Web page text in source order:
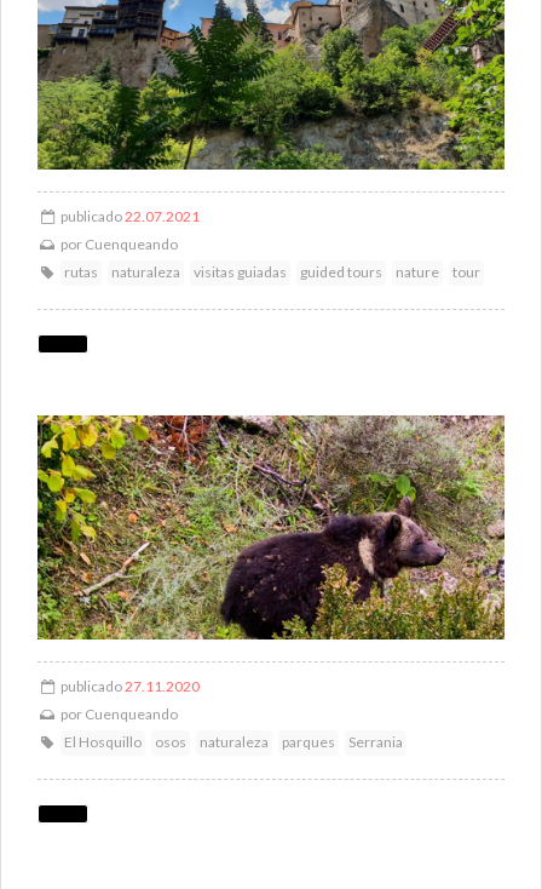
publicado22.07.2021
por Cuenqueando
rutas
naturaleza visitas guiadas guided tours nature tour
publicado27.11.2020
por Cuenqueando
El Hosquillo
osos naturaleza parques Serrania